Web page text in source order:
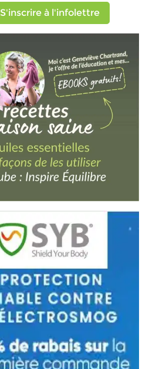
S'inscrire à l'infolettre